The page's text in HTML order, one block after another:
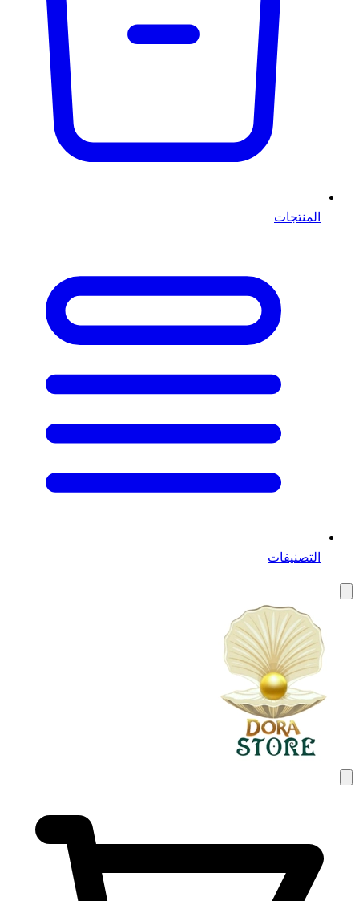
المنتجات
التصنيفات